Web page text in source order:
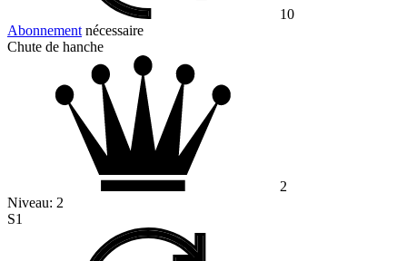
10
Abonnement nécessaire
Chute de hanche
2
Niveau: 2
S1